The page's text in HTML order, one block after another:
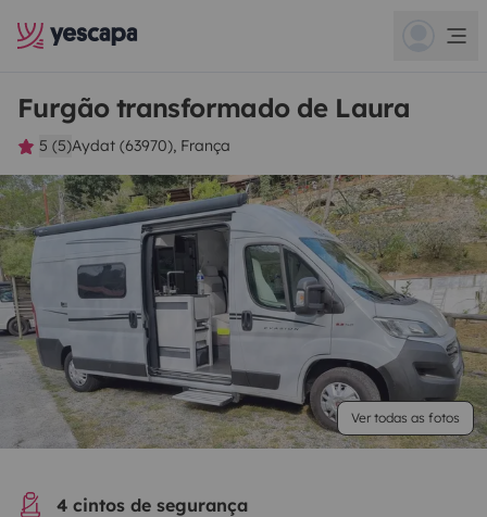
Furgão transformado de Laura
5 (5)Aydat (63970), França
Ver todas as fotos
4 cintos de segurança